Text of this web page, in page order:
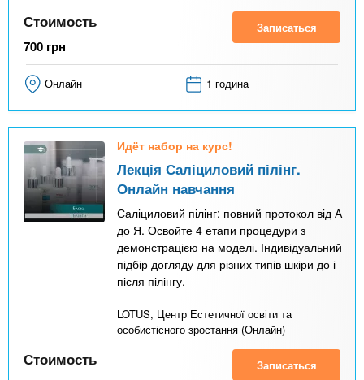
Стоимость
700 грн
Записаться
Онлайн 1 година
Идёт набор на курс!
Лекція Саліциловий пілінг.
Онлайн навчання
Саліциловий пілінг: повний протокол від А
до Я. Освойте 4 етапи процедури з
демонстрацією на моделі. Індивідуальний
підбір догляду для різних типів шкіри до і
після пілінгу.
LOTUS, Центр Естетичної освіти та
особистісного зростання (Онлайн)
Стоимость Записаться